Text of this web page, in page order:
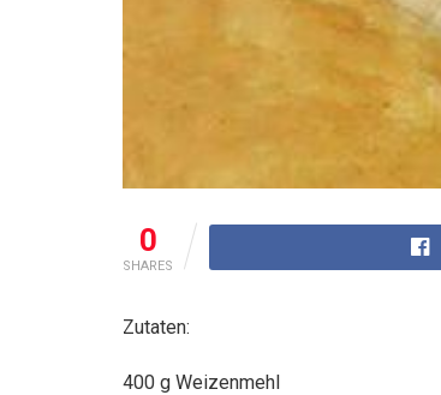
0
SHARES
Zutaten:
400 g Weizenmehl